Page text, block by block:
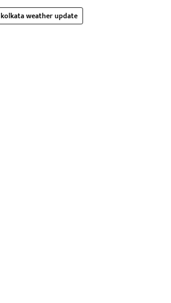
kolkata weather update